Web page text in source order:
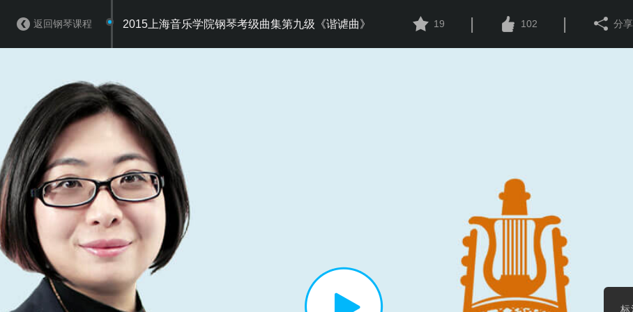
返回钢琴课程 2015上海音乐学院钢琴考级曲集第九级《谐谑曲》 19 | 102 | 分
标